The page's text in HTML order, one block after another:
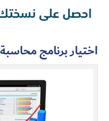
اختيار برنامج